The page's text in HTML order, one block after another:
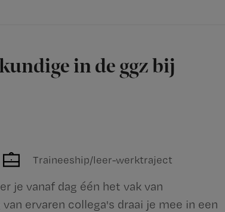
in de ggz bij
Traineeship/leer-werktraject
je vanaf dag één het vak van
ervaren collega's draai je mee in een